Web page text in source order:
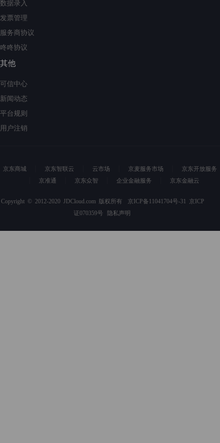
数据录入
发票管理
服务商协议
咚咚协议
其他
可信中心
新闻动态
平台规则
用户注销
京东商城 京东智联云 云市场 京麦服务市场
京东开放服务
京准通
京东众智 企业金融服务 京东金融云
Copyright © 2012-2020 JDCloud.com 版权所有 京ICP备11041704号-31 京ICP
证070359号
隐私声明